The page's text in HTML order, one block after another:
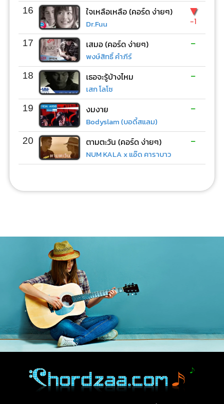
16 ใจเหลือเหลือ (คอร์ด ง่ายๆ)
Dr.Fuu
▼
-1
17 เสมอ (คอร์ด ง่ายๆ)
พงษ์สิทธิ์ คำภีร์
-
18 เธอจะรู้บ้างไหม
เสก โลโซ
-
19 งมงาย
Bodyslam (บอดี้สแลม)
-
20 ตามตะวัน (คอร์ด ง่ายๆ)
NUM KALA x แอ๊ด คาราบาว
-